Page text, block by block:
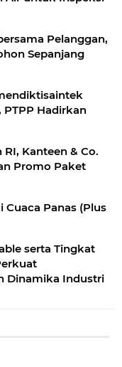
Pelanggan,
Sepanjang
PTPP Hadirkan
Kanteen & Co.
Promo Paket
Panas (Plus
serta Tingkat
Dinamika Industri